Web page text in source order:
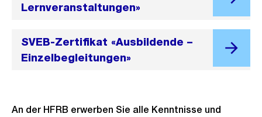
Lernveranstaltungen»
SVEB-Zertifikat «Ausbildende –
Einzelbegleitungen»
An der HFRB erwerben Sie alle Kenntnisse und